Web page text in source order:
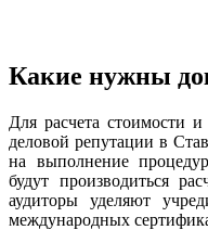
Какие нужны
Для расчета стоимости
деловой репутации в
на выполнение
будут производиться
аудиторы уделяют
международных